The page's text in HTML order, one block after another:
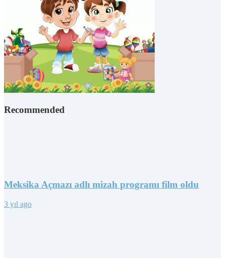
Recommended
Meksika Açmazı adlı mizah programı film oldu
3 yıl ago